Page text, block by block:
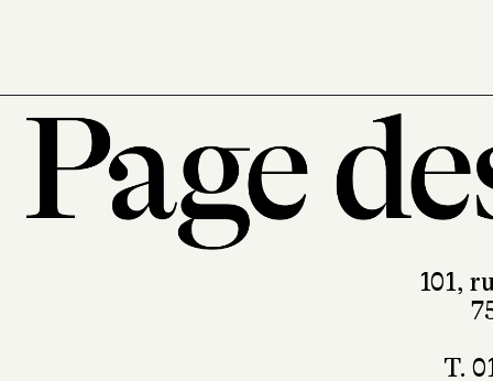
101,
T.